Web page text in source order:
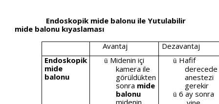
Endoskopik mide balonu ile Yutulabilir
mide balonu kıyaslaması
Avantaj
Dezavantaj
Endoskopik
mide
balonu
ü Midenin içi
kamera ile
görüldükten
sonra mide
balonu
midenin
ü Hafif
derecede
anestezi
gerekir
ü 6 ay sonra